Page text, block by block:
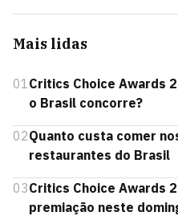
Mais lidas
01Critics Choice Awards
o Brasil concorre?
02Quanto custa comer
restaurantes do Brasil
03Critics Choice Awards
premiação neste